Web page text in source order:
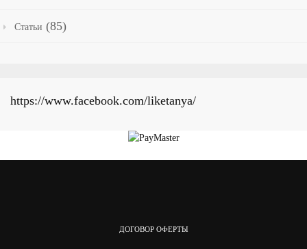
Статьи (85)
https://www.facebook.com/liketanya/
ДОГОВОР ОФЕРТЫ